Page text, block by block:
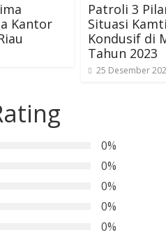
Kantor
Patroli 3
Situasi
Kondusif di
Tahun 2023
25 Desember
0%
0%
0%
0%
0%